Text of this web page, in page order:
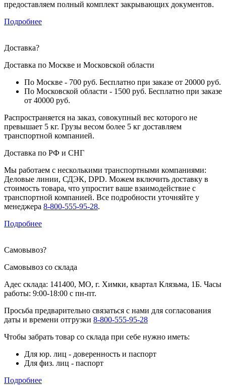
предоставляем полный комплект закрывающих документов.
Подробнее
Доставка?
Доставка по Москве и Московской области
По Москве - 700 руб. Бесплатно при заказе от 20000 руб.
По Московской области - 1500 руб. Бесплатно при заказе
от 40000 руб.
Распространяется на заказ, совокупный вес которого не
превышает 5 кг. Грузы весом более 5 кг доставляем
транспортной компанией.
Доставка по РФ и СНГ
Мы работаем с несколькими транспортными компаниями:
Деловые линии, СДЭК, DPD. Можем включить доставку в
стоимость товара, что упростит ваше взаимодействие с
транспортной компанией. Все подробности уточняйте у
менеджера 8-800-555-95-28.
Подробнее
Самовывоз?
Самовывоз со склада
Адес склада: 141400, МО, г. Химки, квартал Клязьма, 1Б. Часы
работы: 9:00-18:00 с пн-пт.
Просьба предварительно связаться с нами для согласования
даты и времени отгрузки 8-800-555-95-28
Чтобы забрать товар со склада при себе нужно иметь:
Для юр. лиц - доверенность и паспорт
Для физ. лиц - паспорт
Подробнее